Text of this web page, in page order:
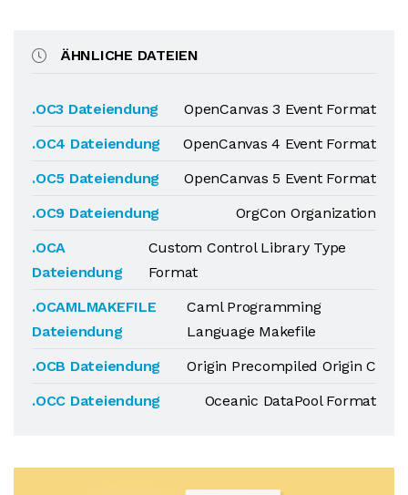
ÄHNLICHE DATEIEN
.OC3 Dateiendung
OpenCanvas 3 Event Format
.OC4 Dateiendung
OpenCanvas 4 Event Format
.OC5 Dateiendung
OpenCanvas 5 Event Format
.OC9 Dateiendung
OrgCon Organization
.OCA
Dateiendung
Custom Control Library Type
Format
.OCAMLMAKEFILE
Dateiendung
Caml Programming
Language Makefile
.OCB Dateiendung
Origin Precompiled Origin C
.OCC Dateiendung
Oceanic DataPool Format